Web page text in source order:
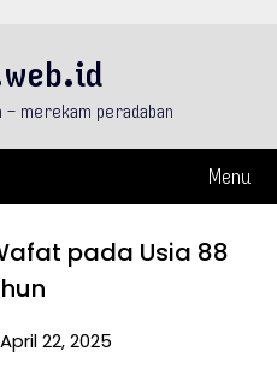
merekam peradaban
Menu
pada Usia 88
22, 2025